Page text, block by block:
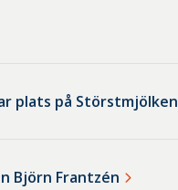
plats på Störstmjölken
Björn Frantzén